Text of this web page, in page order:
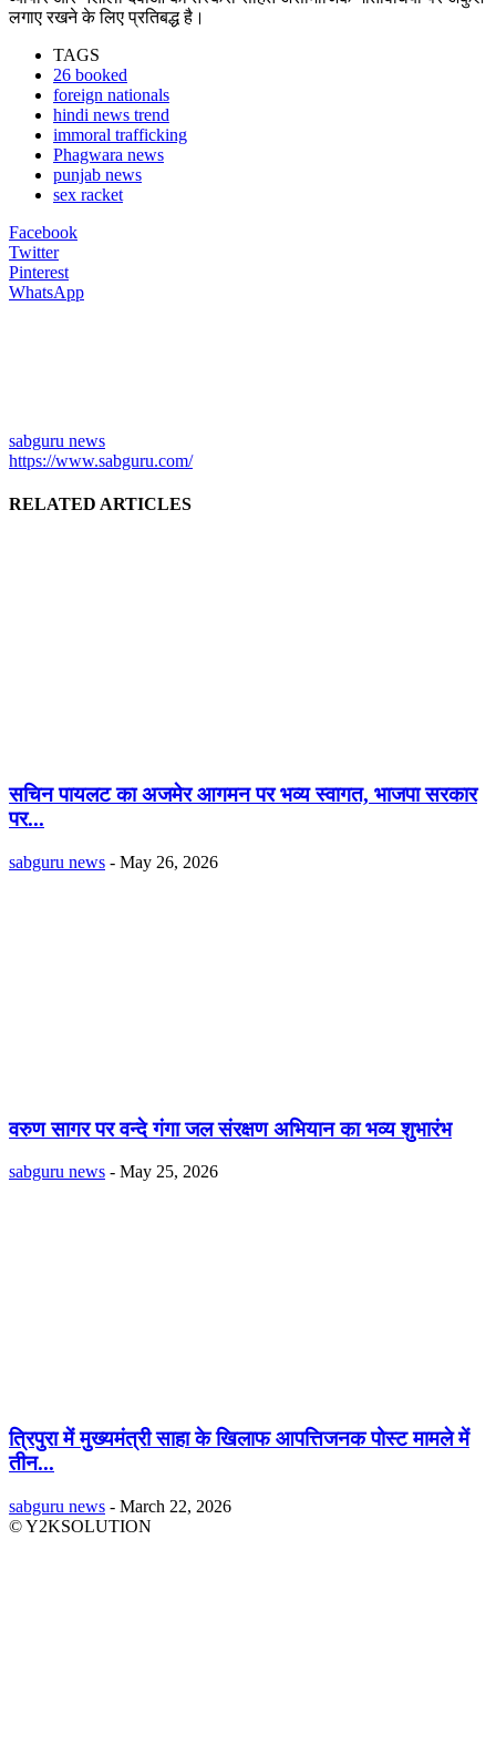
लगाए रखने के लिए प्रतिबद्ध है।
TAGS
26 booked
foreign nationals
hindi news trend
immoral trafficking
Phagwara news
punjab news
sex racket
Facebook
Twitter
Pinterest
WhatsApp
sabguru news
https://www.sabguru.com/
RELATED ARTICLES
सचिन पायलट का अजमेर आगमन पर भव्य स्वागत, भाजपा सरकार
पर...
sabguru news - May 26, 2026
वरुण सागर पर वन्दे गंगा जल संरक्षण अभियान का भव्य शुभारंभ
sabguru news - May 25, 2026
त्रिपुरा में मुख्यमंत्री साहा के खिलाफ आपत्तिजनक पोस्ट मामले में
तीन...
sabguru news - March 22, 2026
© Y2KSOLUTION